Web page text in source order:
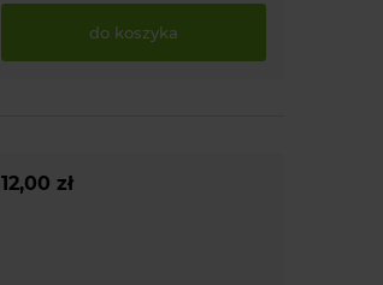
do koszyka
12,00 zł